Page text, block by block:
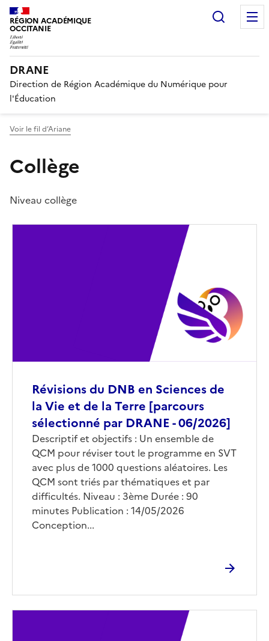
RÉGION ACADÉMIQUE
OCCITANIE
DRANE
Direction de Région Académique du Numérique pour
l'Éducation
Voir le fil d’Ariane
Collège
Niveau collège
Révisions du DNB en Sciences de
la Vie et de la Terre [parcours
sélectionné par DRANE - 06/2026]
Corps
Descriptif et objectifs : Un ensemble de
QCM pour réviser tout le programme en SVT
avec plus de 1000 questions aléatoires. Les
QCM sont triés par thématiques et par
difficultés. Niveau : 3ème Durée : 90
minutes Publication : 14/05/2026
Conception...